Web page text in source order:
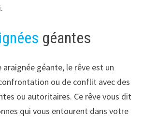
géantes
araignée géante, le rêve est un
ou de conflit avec des
ou autoritaires. Ce rêve vous dit
qui vous entourent dans votre